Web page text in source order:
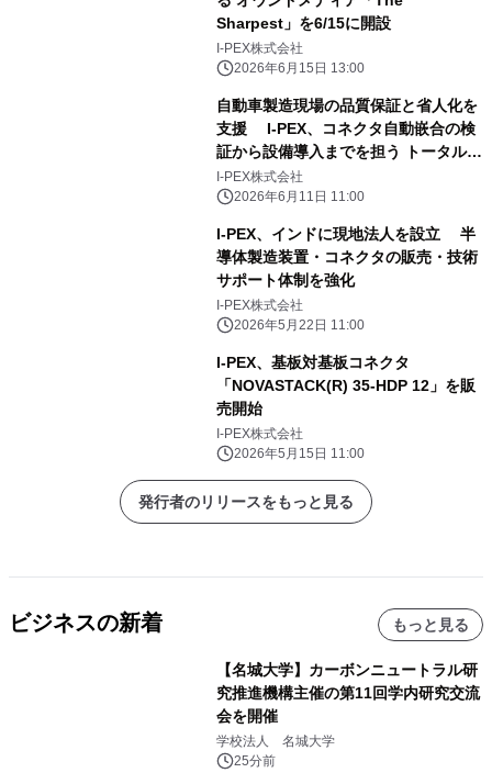
Sharpest」を6/15に開設
I-PEX株式会社
2026年6月15日 13:00
自動車製造現場の品質保証と省人化を
支援 I-PEX、コネクタ自動嵌合の検
証から設備導入までを担う トータルソ
リューション「CARA」を本格販売開
始
I-PEX株式会社
2026年6月11日 11:00
I-PEX、インドに現地法人を設立 半
導体製造装置・コネクタの販売・技術
サポート体制を強化
I-PEX株式会社
2026年5月22日 11:00
I-PEX、基板対基板コネクタ
「NOVASTACK(R) 35-HDP 12」を販
売開始
I-PEX株式会社
2026年5月15日 11:00
発行者のリリースをもっと見る
ビジネスの新着 もっと見る
【名城大学】カーボンニュートラル研
究推進機構主催の第11回学内研究交流
会を開催
学校法人 名城大学
25分前